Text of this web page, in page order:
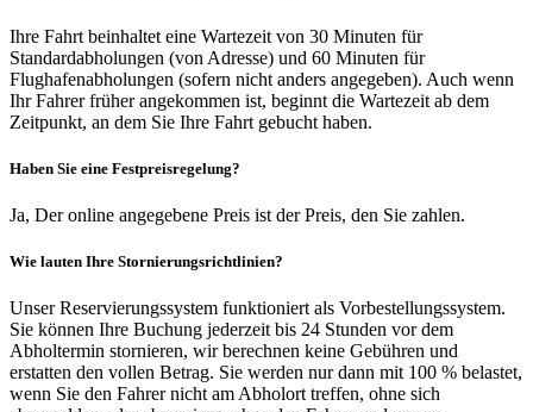
Ihre Fahrt beinhaltet eine Wartezeit von 30 Minuten für
Standardabholungen (von Adresse) und 60 Minuten für
Flughafenabholungen (sofern nicht anders angegeben). Auch wenn
Ihr Fahrer früher angekommen ist, beginnt die Wartezeit ab dem
Zeitpunkt, an dem Sie Ihre Fahrt gebucht haben.
Haben Sie eine Festpreisregelung?
Ja, Der online angegebene Preis ist der Preis, den Sie zahlen.
Wie lauten Ihre Stornierungsrichtlinien?
Unser Reservierungssystem funktioniert als Vorbestellungssystem.
Sie können Ihre Buchung jederzeit bis 24 Stunden vor dem
Abholtermin stornieren, wir berechnen keine Gebühren und
erstatten den vollen Betrag. Sie werden nur dann mit 100 % belastet,
wenn Sie den Fahrer nicht am Abholort treffen, ohne sich